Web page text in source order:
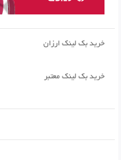
خرید بک لینک ارزان
خرید بک لینک معتبر